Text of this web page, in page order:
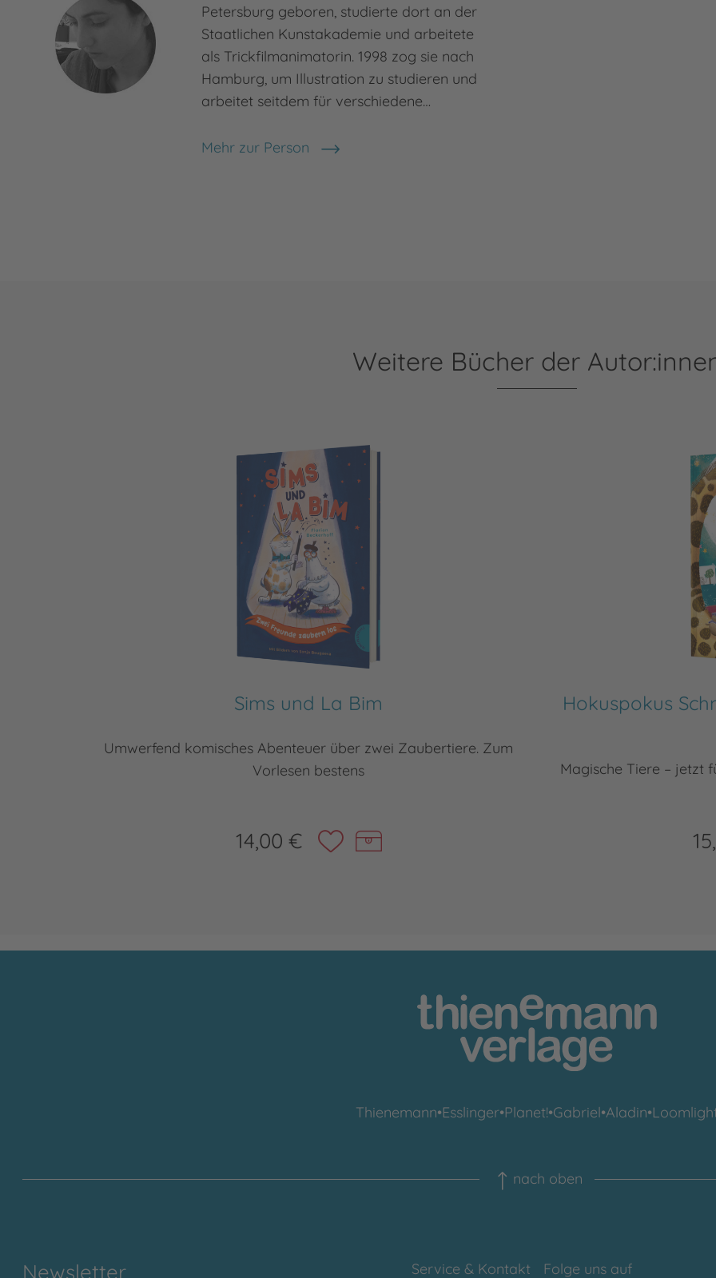
Petersburg geboren, studierte dort an der
Staatlichen Kunstakademie und arbeitete
als Trickfilmanimatorin. 1998 zog sie nach
Hamburg, um Illustration zu studieren und
arbeitet seitdem für verschiedene…
Mehr zur Person
Sonja Bougaeva
Weitere Bücher der
Sims und La Bim
Umwerfend komisches Abenteuer über zwei Zaubertiere. Zum
Vorlesen bestens
14,00 €
Hokuspokus
Magische Tiere – jetzt
Thienemann•Esslinger•Planet!•Gabriel•Aladin•
nach oben
Newsletter Service & Kontakt Folge uns auf